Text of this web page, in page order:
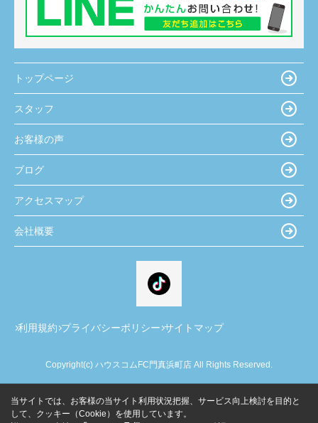
トップページ
スタッフ
お客様の声
ブログ
アクセスマップ
会社概要
利用規約 プライバシーポリシー サイトマップ
Copyright(c) ハウスコムFC門真浜町店 All Rights Reserved.
当サイトでは、お客様の当サイト利用状況把握、サービス向上検討を目的と
して、クッキー（Cookie）を使用しています。